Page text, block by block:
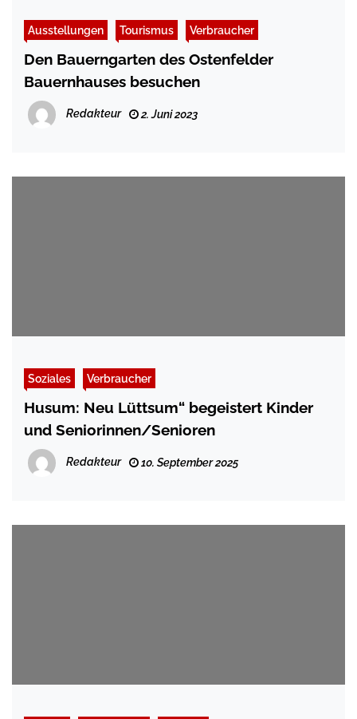
Ausstellungen Tourismus Verbraucher
Den Bauerngarten des Ostenfelder
Bauernhauses besuchen
Redakteur 2. Juni 2023
Soziales Verbraucher
Husum: Neu Lüttsum“ begeistert Kinder
und Seniorinnen/Senioren
Redakteur 10. September 2025